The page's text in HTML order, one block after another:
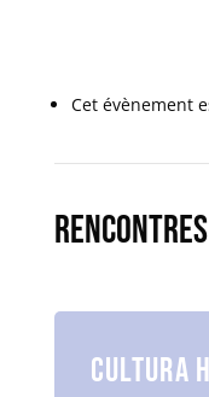
Cet évènement
Rencontres
Cultura